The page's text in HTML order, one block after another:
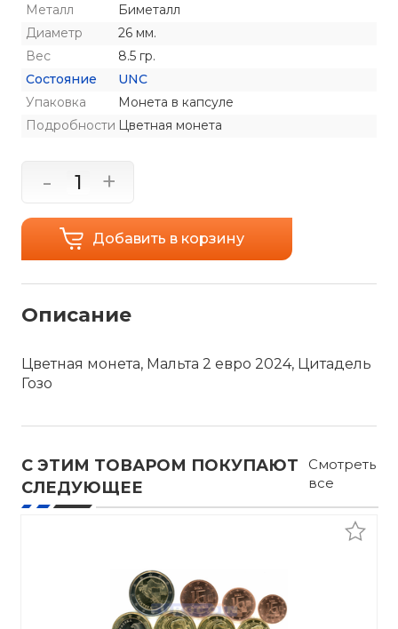
Металл
Биметалл
Диаметр
26 мм.
Вес
8.5 гр.
Состояние
UNC
Упаковка
Монета в капсуле
Подробности Цветная монета
- +
Добавить в корзину
Описание
Цветная монета, Мальта 2 евро 2024, Цитадель
Гозо
С ЭТИМ ТОВАРОМ ПОКУПАЮТ
СЛЕДУЮЩЕЕ
Смотреть
все